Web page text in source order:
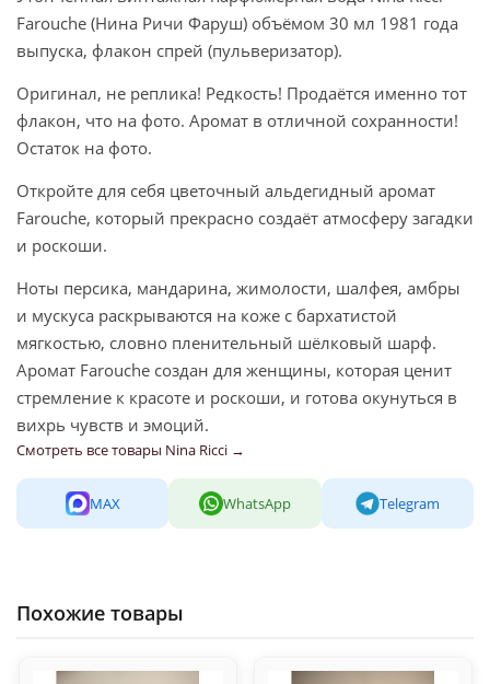
Farouche (Нина Ричи Фаруш) объёмом 30 мл 1981 года
выпуска, флакон спрей (пульверизатор).
Оригинал, не реплика! Редкость! Продаётся именно тот
флакон, что на фото. Аромат в отличной сохранности!
Остаток на фото.
Откройте для себя цветочный альдегидный аромат
Farouche, который прекрасно создаёт атмосферу загадки
и роскоши.
Ноты персика, мандарина, жимолости, шалфея, амбры
и мускуса раскрываются на коже с бархатистой
мягкостью, словно пленительный шёлковый шарф.
Аромат Farouche создан для женщины, которая ценит
стремление к красоте и роскоши, и готова окунуться в
вихрь чувств и эмоций.
Смотреть все товары Nina Ricci →
MAX WhatsApp Telegram
Похожие товары